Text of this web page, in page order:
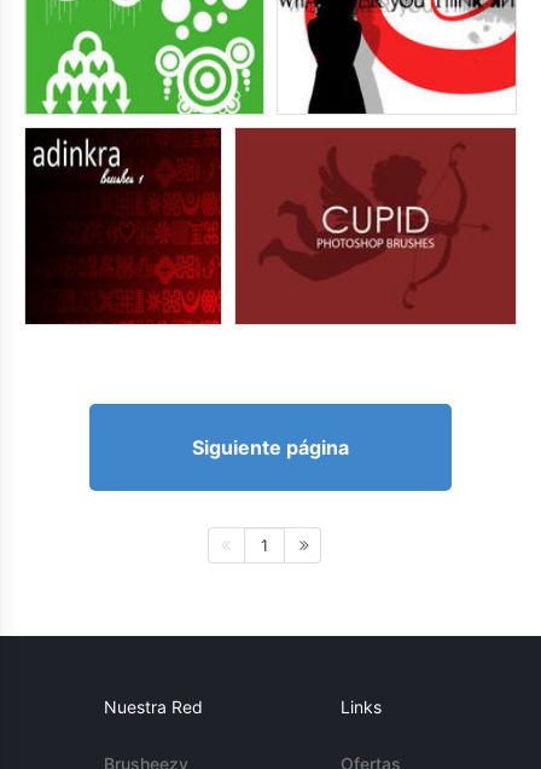
Siguiente página
1
Nuestra Red
Brusheezy
Links
Ofertas